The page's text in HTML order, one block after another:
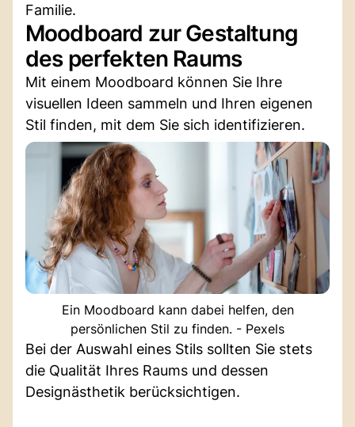
Familie.
Moodboard zur Gestaltung
des perfekten Raums
Mit einem Moodboard können Sie Ihre
visuellen Ideen sammeln und Ihren eigenen
Stil finden, mit dem Sie sich identifizieren.
Ein Moodboard kann dabei helfen, den
persönlichen Stil zu finden. - Pexels
Bei der Auswahl eines Stils sollten Sie stets
die Qualität Ihres Raums und dessen
Designästhetik berücksichtigen.